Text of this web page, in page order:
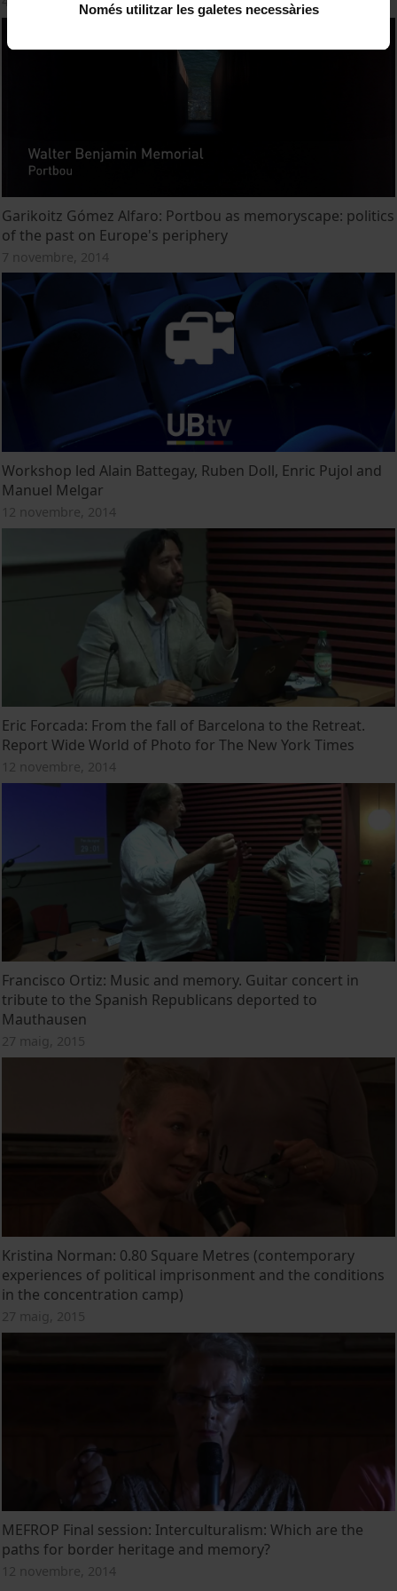
Només utilitzar les galetes necessàries
Garikoitz Gómez Alfaro: Portbou as memoryscape: politics
of the past on Europe's periphery
7 novembre, 2014
Workshop led Alain Battegay, Ruben Doll, Enric Pujol and
Manuel Melgar
12 novembre, 2014
Eric Forcada: From the fall of Barcelona to the Retreat.
Report Wide World of Photo for The New York Times
12 novembre, 2014
Francisco Ortiz: Music and memory. Guitar concert in
tribute to the Spanish Republicans deported to
Mauthausen
27 maig, 2015
Kristina Norman: 0.80 Square Metres (contemporary
experiences of political imprisonment and the conditions
in the concentration camp)
27 maig, 2015
MEFROP Final session: Interculturalism: Which are the
paths for border heritage and memory?
12 novembre, 2014